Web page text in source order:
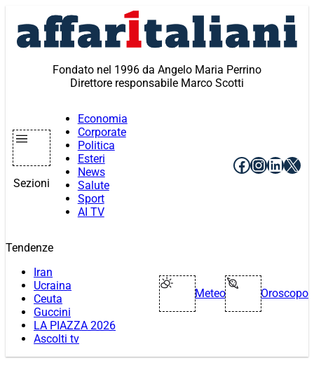
contenuto
Fondato nel 1996 da Angelo Maria Perrino
Direttore responsabile Marco Scotti
Sezioni
Economia
Corporate
Politica
Esteri
News
Salute
Sport
AI TV
Facebook
X
Tendenze
Iran
Ucraina
Ceuta
Guccini
LA PIAZZA 2026
Ascolti tv
Meteo Oroscopo